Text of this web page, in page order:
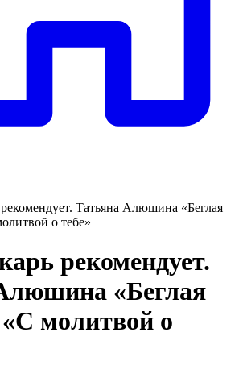
Татьяна Алюшина «Беглая
о тебе»
рекомендует.
«Беглая
«С молитвой о